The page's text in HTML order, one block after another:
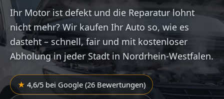
Ihr Motor ist defekt und die Reparatur lohnt
nicht mehr? Wir kaufen Ihr Auto so, wie es
dasteht – schnell, fair und mit kostenloser
Abholung in jeder Stadt in Nordrhein-Westfalen.
4,6/5 bei Google (26 Bewertungen)